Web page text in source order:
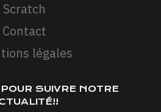
Scratch
Contact
légales
SUIVRE NOTRE